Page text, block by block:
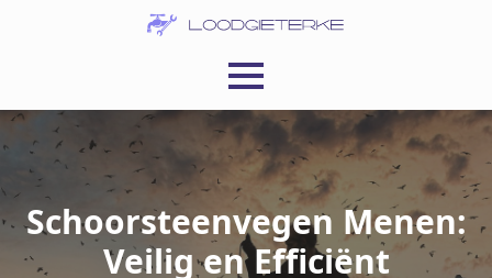
Schoorsteenvegen Menen:
Veilig en Efficiënt